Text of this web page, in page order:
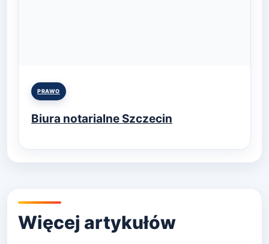
Posted
PRAWO
Biura notarialne Szczecin